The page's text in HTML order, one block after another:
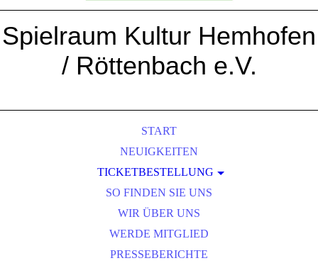
Spielraum Kultur Hemhofen
/ Röttenbach e.V.
START
NEUIGKEITEN
TICKETBESTELLUNG
NOBUTTHEFROG - TICKETBESTELLUNG
ANETTE RÖCKL - TICKETBESTELLUNG
SO FINDEN SIE UNS
WIR ÜBER UNS
WERDE MITGLIED
PRESSEBERICHTE